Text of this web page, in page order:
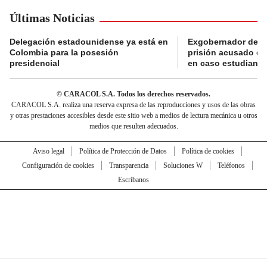
Últimas Noticias
Delegación estadounidense ya está en
Colombia para la posesión
presidencial
Exgobernador de
prisión acusado
en caso
© CARACOL S.A. Todos los derechos reservados.
CARACOL S.A. realiza una reserva expresa de las reproducciones y usos de las obras
y otras prestaciones accesibles desde este sitio web a medios de lectura mecánica u otros
medios que resulten adecuados.
Aviso legal Política de Protección de Datos
Política de cookies
Configuración de cookies
Transparencia Soluciones W
Teléfonos
Escríbanos